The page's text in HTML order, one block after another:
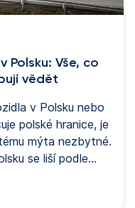
Polsku: Vše, co
vědět
v Polsku nebo
polské hranice, je
mýta nezbytné.
se liší podle
změnila.